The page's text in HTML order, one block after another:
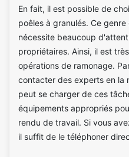
En fait, il est possible de
poêles à granulés. Ce
nécessite beaucoup
propriétaires. Ainsi, il est
opérations de ramonage.
contacter des experts en la
peut se charger de ces
équipements appropriés
rendu de travail. Si vous
il suffit de le téléphoner